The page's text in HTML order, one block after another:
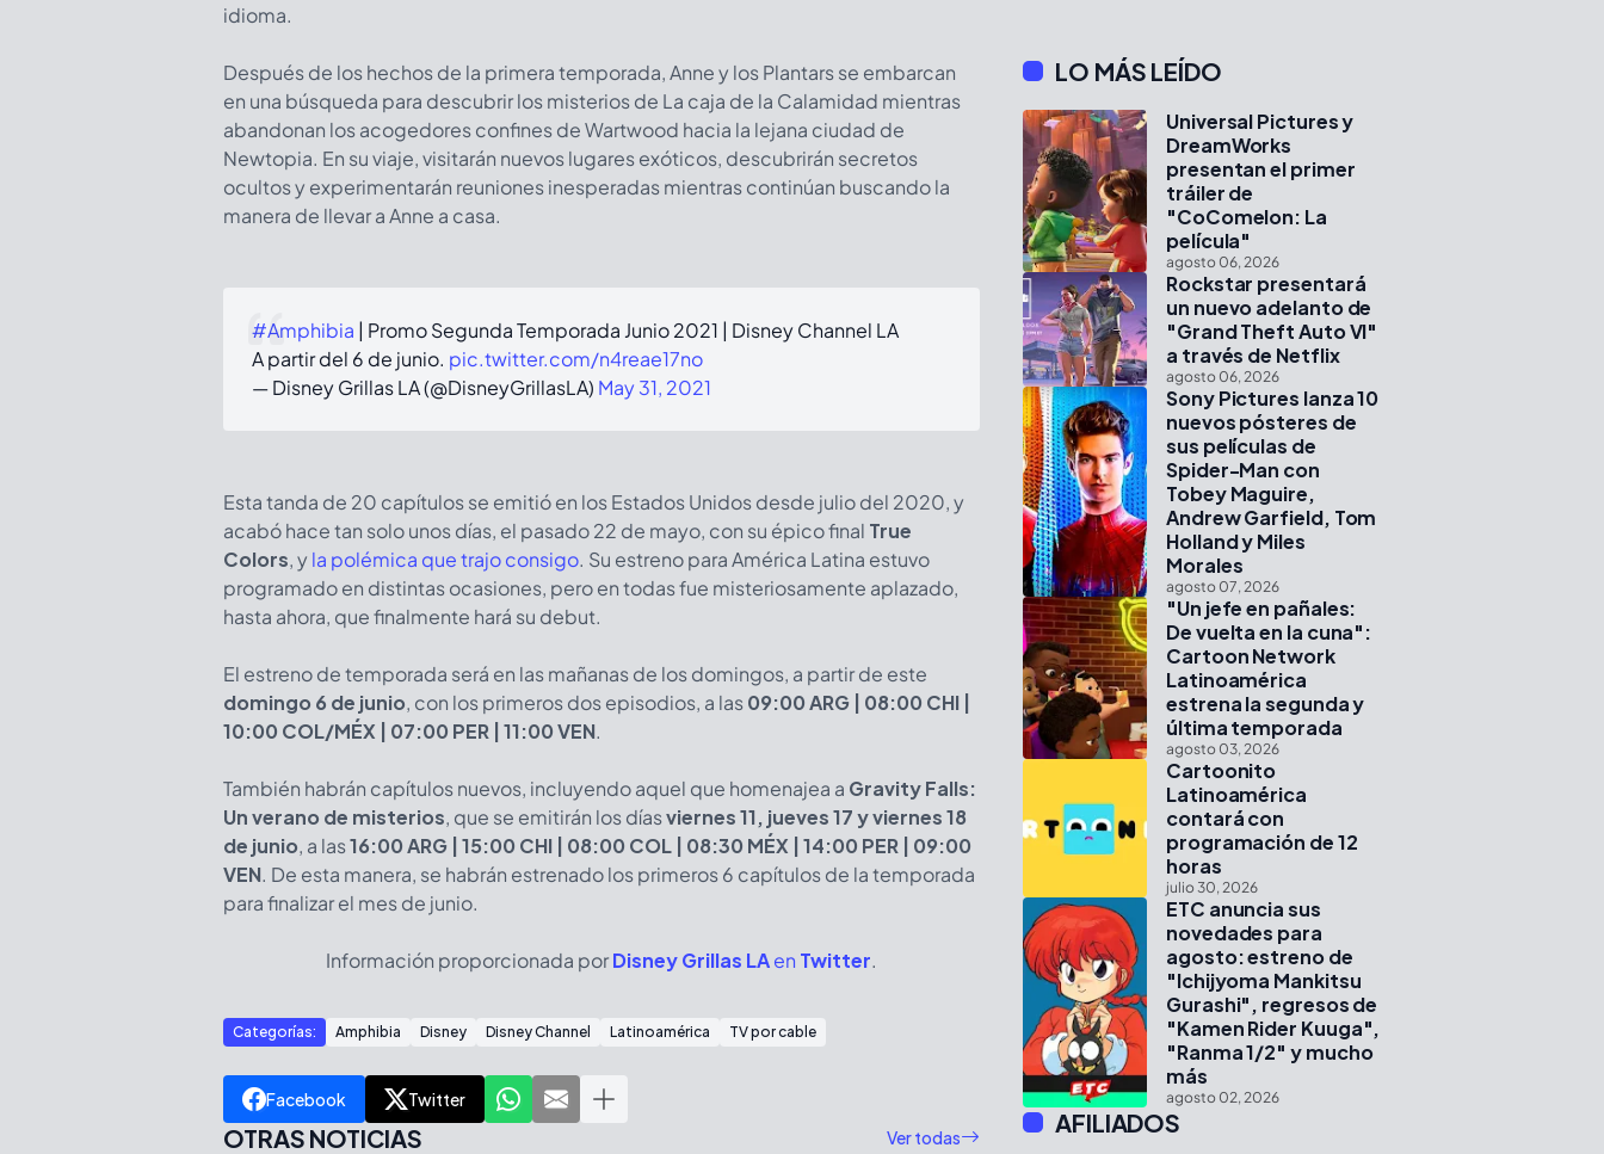
idioma.
Después de los hechos de la primera temporada, Anne y los Plantars se embarcan
en una búsqueda para descubrir los misterios de La caja de la Calamidad mientras
abandonan los acogedores confines de Wartwood hacia la lejana ciudad de
Newtopia. En su viaje, visitarán nuevos lugares exóticos, descubrirán secretos
ocultos y experimentarán reuniones inesperadas mientras continúan buscando la
manera de llevar a Anne a casa.
#Amphibia | Promo Segunda Temporada Junio 2021 | Disney Channel LA
A partir del 6 de junio. pic.twitter.com/n4reae17no
— Disney Grillas LA (@DisneyGrillasLA) May 31, 2021
Esta tanda de 20 capítulos se emitió en los Estados Unidos desde julio del 2020, y
acabó hace tan solo unos días, el pasado 22 de mayo, con su épico final True
Colors, yla polémica que trajo consigo. Su estreno para América Latina estuvo
programado en distintas ocasiones, pero en todas fue misteriosamente aplazado,
hasta ahora, que finalmente hará su debut.
El estreno de temporada será en las mañanas de los domingos, a partir de este
domingo 6 de junio, con los primeros dos episodios, a las09:00 ARG | 08:00 CHI |
10:00 COL/MÉX | 07:00 PER | 11:00 VEN.
También habrán capítulos nuevos, incluyendo aquel que homenajea a Gravity Falls:
Un verano de misterios, que se emitirán los díasviernes 11, jueves 17 y viernes 18
de junio, a las16:00 ARG | 15:00 CHI | 08:00 COL | 08:30 MÉX | 14:00 PER | 09:00
VEN. De esta manera, se habrán estrenado los primeros 6 capítulos de la temporada
para finalizar el mes de junio.
Información proporcionada porDisney Grillas LAen Twitter.
Categorías: Amphibia Disney Disney Channel Latinoamérica TV por cable
Facebook Twitter
OTRAS NOTICIAS Ver todas
LO MÁS LEÍDO
Universal Pictures y
DreamWorks
presentan el primer
tráiler de
"CoComelon: La
película"
agosto 06, 2026
Rockstar presentará
un nuevo adelanto de
"Grand Theft Auto VI"
a través de Netflix
agosto 06, 2026
Sony Pictures lanza 10
nuevos pósteres de
sus películas de
Spider-Man con
Tobey Maguire,
Andrew Garfield, Tom
Holland y Miles
Morales
agosto 07, 2026
"Un jefe en pañales:
De vuelta en la cuna":
Cartoon Network
Latinoamérica
estrena la segunda y
última temporada
agosto 03, 2026
Cartoonito
Latinoamérica
contará con
programación de 12
horas
julio 30, 2026
ETC anuncia sus
novedades para
agosto: estreno de
"Ichijyoma Mankitsu
Gurashi", regresos de
"Kamen Rider Kuuga",
"Ranma 1/2" y mucho
más
agosto 02, 2026
AFILIADOS